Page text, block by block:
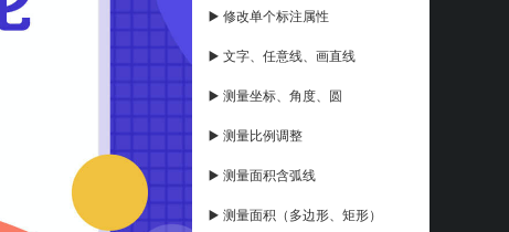
▶️ 修改单个标注属性
▶️ 文字、任意线、画直线
▶️ 测量坐标、角度、圆
▶️ 测量比例调整
▶️ 测量面积含弧线
▶️ 测量面积（多边形、矩形）